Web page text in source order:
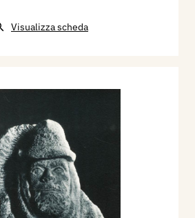
Visualizza scheda